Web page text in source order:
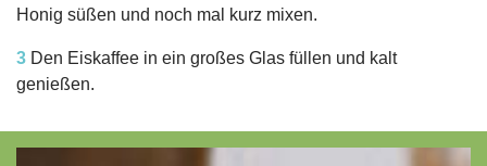
Honig süßen und noch mal kurz mixen.
3 Den Eiskaffee in ein großes Glas füllen und kalt
genießen.